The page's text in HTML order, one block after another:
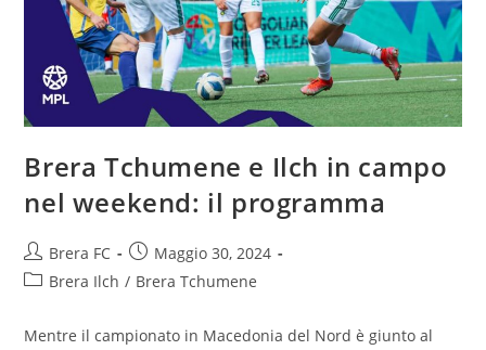
Brera Tchumene e Ilch in campo
nel weekend: il programma
Brera FC
Maggio 30, 2024
Brera Ilch / Brera Tchumene
Mentre il campionato in Macedonia del Nord è giunto al